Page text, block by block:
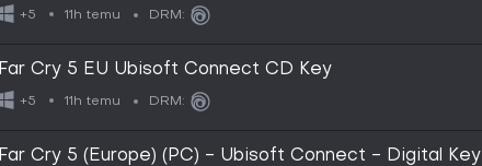
+5 11h temu DRM:
Far Cry 5 EU Ubisoft Connect CD Key
+5 11h temu DRM:
Far Cry 5 (Europe) (PC) - Ubisoft Connect - Digital Key